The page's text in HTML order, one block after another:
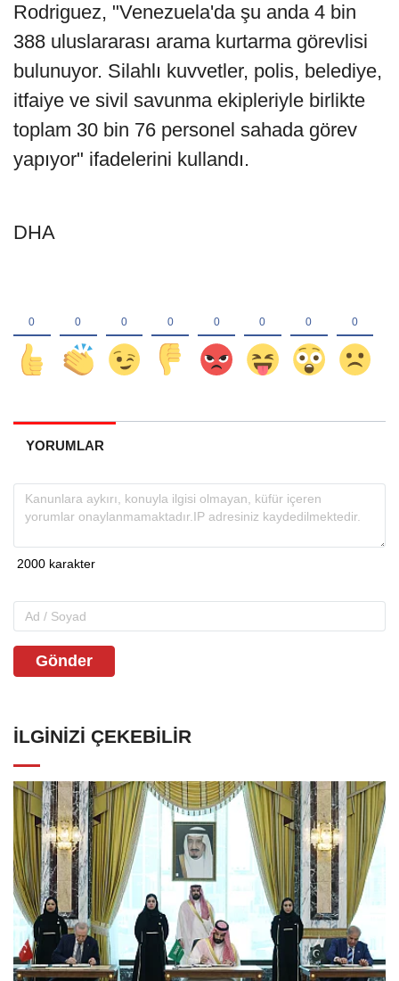
Rodriguez, "Venezuela'da şu anda 4 bin
388 uluslararası arama kurtarma görevlisi
bulunuyor. Silahlı kuvvetler, polis, belediye,
itfaiye ve sivil savunma ekipleriyle birlikte
toplam 30 bin 76 personel sahada görev
yapıyor" ifadelerini kullandı.
DHA
YORUMLAR
Gönder
İLGINIZI ÇEKEBILIR